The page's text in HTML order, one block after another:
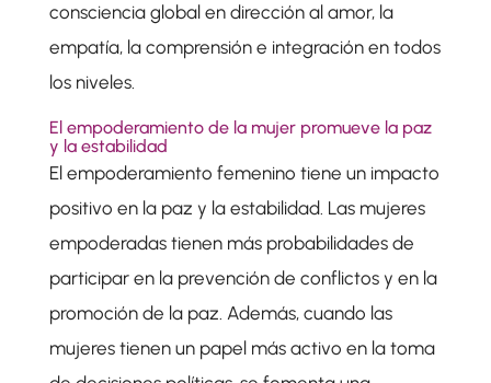
consciencia global en dirección al amor, la
empatía, la comprensión e integración en todos
los niveles.
El empoderamiento de la mujer promueve la paz
y la estabilidad
El empoderamiento femenino tiene un impacto
positivo en la paz y la estabilidad. Las mujeres
empoderadas tienen más probabilidades de
participar en la prevención de conflictos y en la
promoción de la paz. Además, cuando las
mujeres tienen un papel más activo en la toma